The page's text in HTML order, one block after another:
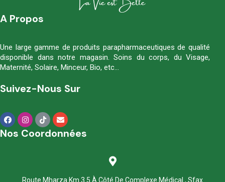
A Propos
Une large gamme de produits parapharmaceutiques de qualité
disponible dans notre magasin. Soins du corps, du Visage,
Maternité, Solaire, Minceur, Bio, etc…
Suivez-Nous Sur
Nos Coordonnées
Route Mharza Km 3.5 À Côté De Complexe Médical , Sfax